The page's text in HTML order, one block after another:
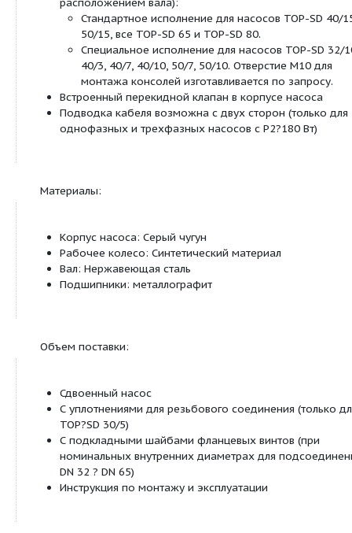
Ручное управление
Настройка ступеней частоты вращения: 3
частоты вращения
Автоматическое управление
Полная защита мотора с интегрированной
системой отключения (серийное оснащение
Внешнее управление
опции для всех типов с защитным модулем
Сигнализация и индикация
Раздельная/обобщенная сигнализация
(беспотенциальный размыкающий контакт)
в качестве опции для всех типов с
Wilo-C)
Раздельная сигнализация о работе
нормальноразомкнутый контакт) (в
всех типов с защитным модулем Wilo?C)
Защитный контакт обмотки (ЗКО,